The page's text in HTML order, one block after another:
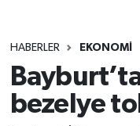
HABERLER EKONOMI
bezelye
Süper Lig